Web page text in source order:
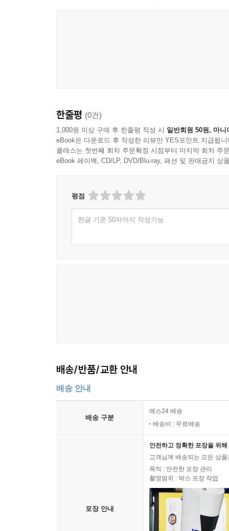
한줄평 (0건)
1,000원 이상 구매 후 한줄평 작성 시 일반회원 50원, 마니
eBook은 다운로드 후 작성한 리뷰만 YES포인트 지급됩니
클래스는 첫번째 회차 주문확정 시점부터 마지막 회차 주
eBook 페이백, CD/LP, DVD/Blu-ray, 패션 및 판매금지 상
평점
한글 기준 50자까지 작성가능
배송/반품/교환 안내
배송 안내
배송 구분
예스24 배송
배송비 : 무료배송
포장 안내
안전하고 정확한 포장을 위
고객님께 배송되는 모든 상
목적 : 안전한 포장 관리
촬영범위 : 박스 포장 작업